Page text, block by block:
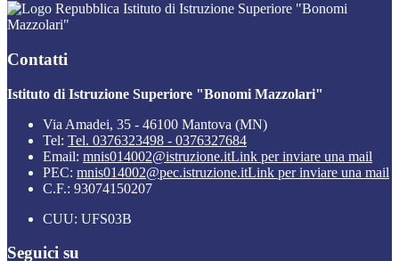
Istituto di Istruzione Superiore "Bonomi
Mazzolari"
Contatti
Istituto di Istruzione Superiore "Bonomi Mazzolari"
Via Amadei, 35 - 46100 Mantova (MN)
Tel: Tel. 0376323498 - 0376327684
Email: mnis014002@istruzione.itLink per inviare una mail
PEC: mnis014002@pec.istruzione.itLink per inviare una mail
C.F.: 93074150207
CUU: UFS03B
Seguici su